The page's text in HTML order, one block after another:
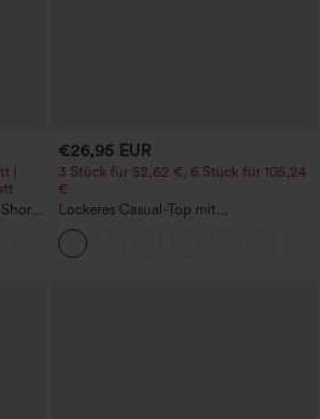
|
€26,95 EUR
3 Stück für 52,62 €, 6 Stück für 105,24
€
Lockeres Casual-Top mit
Rundhalsausschnitt und
Fledermausärmeln